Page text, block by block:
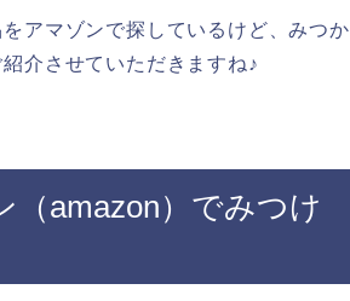
アマゾンで探しているけど、みつか
介させていただきますね♪
amazon）でみつけ